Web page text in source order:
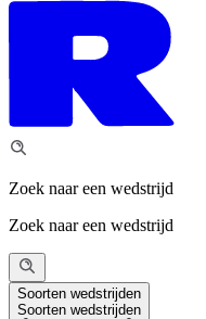
Zoek naar een wedstrijd
Zoek naar een wedstrijd
Soorten wedstrijden
Soorten wedstrijden